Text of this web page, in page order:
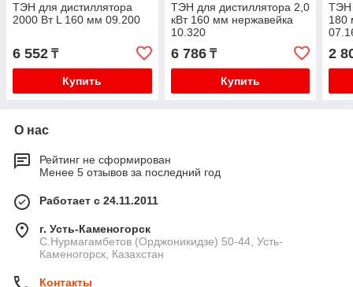
ТЭН для дистиллятора
2000 Вт L 160 мм 09.200
6 552 ₸
Купить
ТЭН для дистиллятора 2,0
кВт 160 мм нержавейка
10.320
6 786₸
Купить
ТЭН
180
2
О нас
Рейтинг не сформирован
Менее 5 отзывов за последний год
Работает с 24.11.2011
г. Усть-Каменогорск
С.Нурмагамбетов (Орджоникидзе) 50-44, Усть-
Каменогорск, Казахстан
Контакты